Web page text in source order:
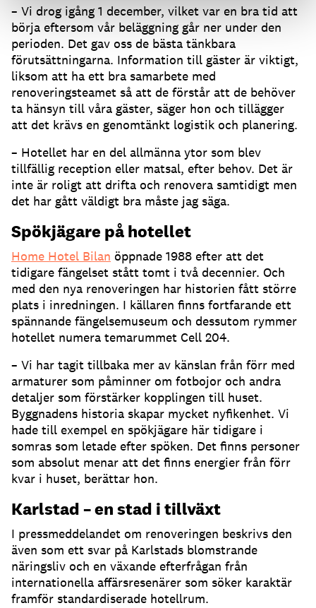
– Vi drog igång 1 december, vilket var en bra tid att
börja eftersom vår beläggning går ner under den
perioden. Det gav oss de bästa tänkbara
förutsättningarna. Information till gäster är viktigt,
liksom att ha ett bra samarbete med
renoveringsteamet så att de förstår att de behöver
ta hänsyn till våra gäster, säger hon och tillägger
att det krävs en genomtänkt logistik och planering.
– Hotellet har en del allmänna ytor som blev
tillfällig reception eller matsal, efter behov. Det är
inte är roligt att drifta och renovera samtidigt men
det har gått väldigt bra måste jag säga.
Spökjägare på hotellet
Home Hotel Bilan öppnade 1988 efter att det
tidigare fängelset stått tomt i två decennier. Och
med den nya renoveringen har historien fått större
plats i inredningen. I källaren finns fortfarande ett
spännande fängelsemuseum och dessutom rymmer
hotellet numera temarummet Cell 204.
– Vi har tagit tillbaka mer av känslan från förr med
armaturer som påminner om fotbojor och andra
detaljer som förstärker kopplingen till huset.
Byggnadens historia skapar mycket nyfikenhet. Vi
hade till exempel en spökjägare här tidigare i
somras som letade efter spöken. Det finns personer
som absolut menar att det finns energier från förr
kvar i huset, berättar hon.
Karlstad – en stad i tillväxt
I pressmeddelandet om renoveringen beskrivs den
även som ett svar på Karlstads blomstrande
näringsliv och en växande efterfrågan från
internationella affärsresenärer som söker karaktär
framför standardiserade hotellrum.